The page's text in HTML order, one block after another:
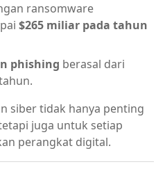
ransomware
$265 miliar pada tahun
phishing berasal dari
siber tidak hanya penting
juga untuk setiap
perangkat digital.